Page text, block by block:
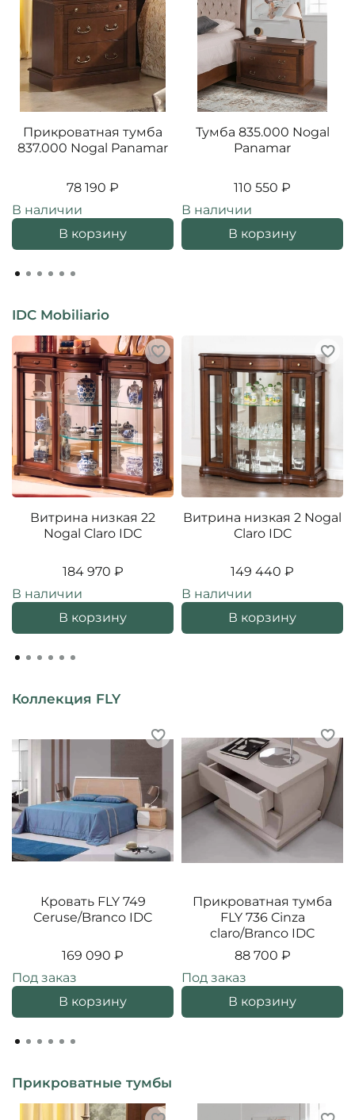
Прикроватная тумба
837.000 Nogal Panamar
78 190 ₽
В наличии
В корзину
Тумба 835.000 Nogal
Panamar
110 550 ₽
В наличии
В корзину
IDC Mobiliario
Витрина низкая 22
Nogal Claro IDC
184 970 ₽
В наличии
В корзину
Витрина низкая 2 Nogal
Claro IDC
149 440 ₽
В наличии
В корзину
Коллекция FLY
Кровать FLY 749
Ceruse/Branco IDC
169 090 ₽
Под заказ
В корзину
Прикроватная тумба
FLY 736 Cinza
claro/Branco IDC
88 700 ₽
Под заказ
В корзину
Прикроватные тумбы